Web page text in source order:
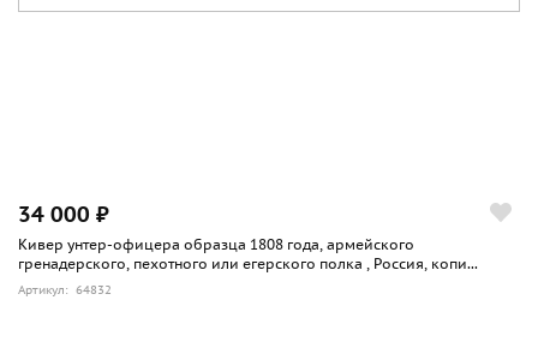
34 000 ₽
Кивер унтер-офицера образца 1808 года, армейского
гренадерского, пехотного или егерского полка , Россия, копи...
Артикул: 64832